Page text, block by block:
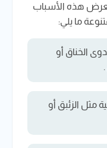
هذه الأسباب
ما يلي:
الخناق أو
مثل الزئبق أو